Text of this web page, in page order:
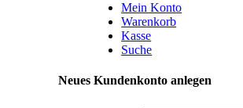
Mein Konto
Warenkorb
Kasse
Suche
Neues Kundenkonto anlegen